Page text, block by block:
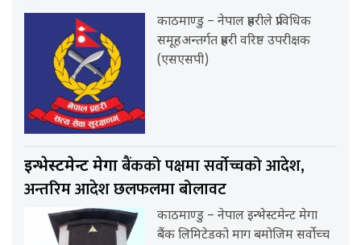
काठमाण्डु – नेपाल प्रहरीले प्राविधिक
समूहअन्तर्गत प्रहरी वरिष्ठ उपरीक्षक
(एसएसपी)
इन्भेस्टमेन्ट मेगाबैंकको पक्षमा सर्वाेच्चको आदेश,
अन्तरिम आदेश छलफलमा बोलावट
काठमाण्डु – नेपाल इन्भेस्टमेन्ट मेगा
बैंक लिमिटेडको माग बमोजिम सर्वोच्च